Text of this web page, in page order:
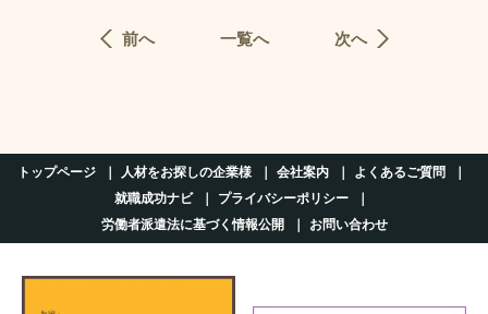
前へ 一覧へ 次へ
トップページ 人材をお探しの企業様 会社案内
よくあるご質問
就職成功ナビ
プライバシーポリシー
労働者派遣法に基づく情報公開
お問い合わせ